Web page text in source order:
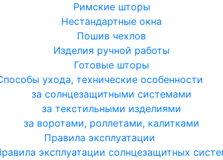
Римские шторы
Нестандартные окна
Пошив чехлов
Изделия ручной работы
Готовые шторы
ухода, технические особенности
за солнцезащитными системами
за текстильными изделиями
за воротами, роллетами, калитками
Правила эксплуатации
эксплуатации солнцезащитных